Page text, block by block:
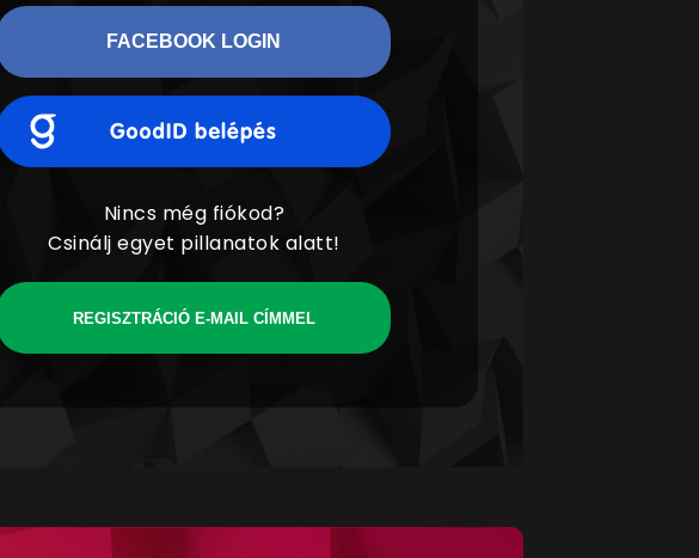
FACEBOOK LOGIN
Nincs még fiókod?
Csinálj egyet pillanatok alatt!
REGISZTRÁCIÓ E-MAIL CÍMMEL